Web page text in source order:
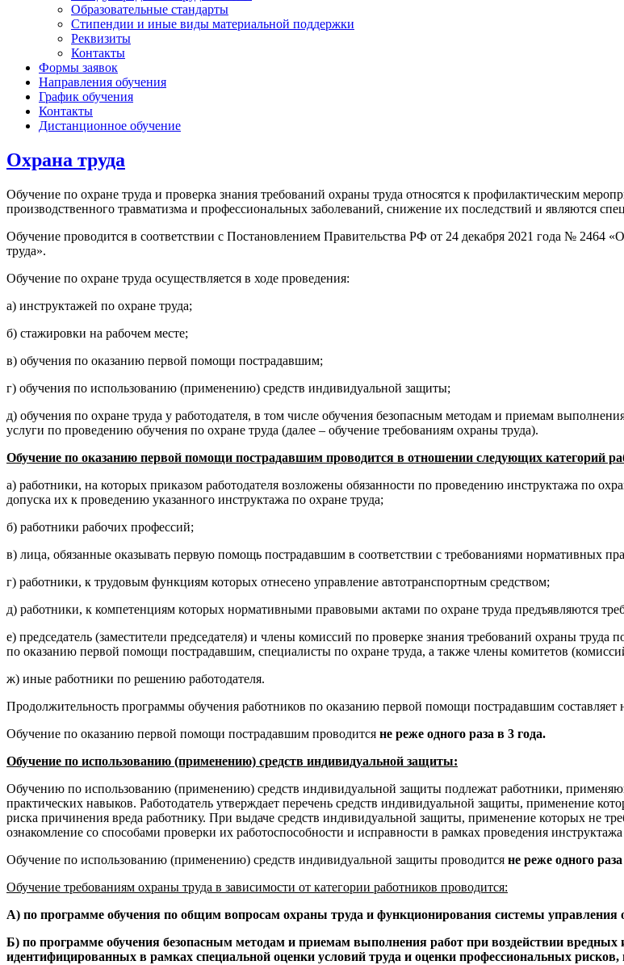
Образовательные стандарты
Стипендии и иные виды материальной поддержки
Реквизиты
Контакты
Формы заявок
Направления обучения
График обучения
Контакты
Дистанционное обучение
Охрана труда
Обучение по охране труда и проверка знания требований охраны труда относятся к профилактическим
производственного травматизма и профессиональных заболеваний, снижение их последствий и являются
Обучение проводится в соответствии с Постановлением Правительства РФ от 24 декабря 2021 года № 2464
труда».
Обучение по охране труда осуществляется в ходе проведения:
а) инструктажей по охране труда;
б) стажировки на рабочем месте;
в) обучения по оказанию первой помощи пострадавшим;
г) обучения по использованию (применению) средств индивидуальной защиты;
д) обучения по охране труда у работодателя, в том числе обучения безопасным методам и приемам
услуги по проведению обучения по охране труда (далее – обучение требованиям охраны труда).
Обучение по оказанию первой помощи пострадавшим проводится в отношении следующих категорий
а) работники, на которых приказом работодателя возложены обязанности по проведению инструктажа по
допуска их к проведению указанного инструктажа по охране труда;
б) работники рабочих профессий;
в) лица, обязанные оказывать первую помощь пострадавшим в соответствии с требованиями нормативных
г) работники, к трудовым функциям которых отнесено управление автотранспортным средством;
д) работники, к компетенциям которых нормативными правовыми актами по охране труда предъявляются
е) председатель (заместители председателя) и члены комиссий по проверке знания требований охраны
по оказанию первой помощи пострадавшим, специалисты по охране труда, а также члены комитетов
ж) иные работники по решению работодателя.
Продолжительность программы обучения работников по оказанию первой помощи пострадавшим составляет
Обучение по оказанию первой помощи пострадавшим проводится не реже одного раза в 3 года.
Обучение по использованию (применению) средств индивидуальной защиты:
Обучению по использованию (применению) средств индивидуальной защиты подлежат работники,
практических навыков. Работодатель утверждает перечень средств индивидуальной защиты, применение
риска причинения вреда работнику. При выдаче средств индивидуальной защиты, применение которых не
ознакомление со способами проверки их работоспособности и исправности в рамках проведения
Обучение по использованию (применению) средств индивидуальной защиты проводится не реже одного
Обучение требованиям охраны труда в зависимости от категории работников проводится:
А) по программе обучения по общим вопросам охраны труда и функционирования системы управления
Б) по программе обучения безопасным методам и приемам выполнения работ при воздействии
идентифицированных в рамках специальной оценки условий труда и оценки профессиональных рисков,